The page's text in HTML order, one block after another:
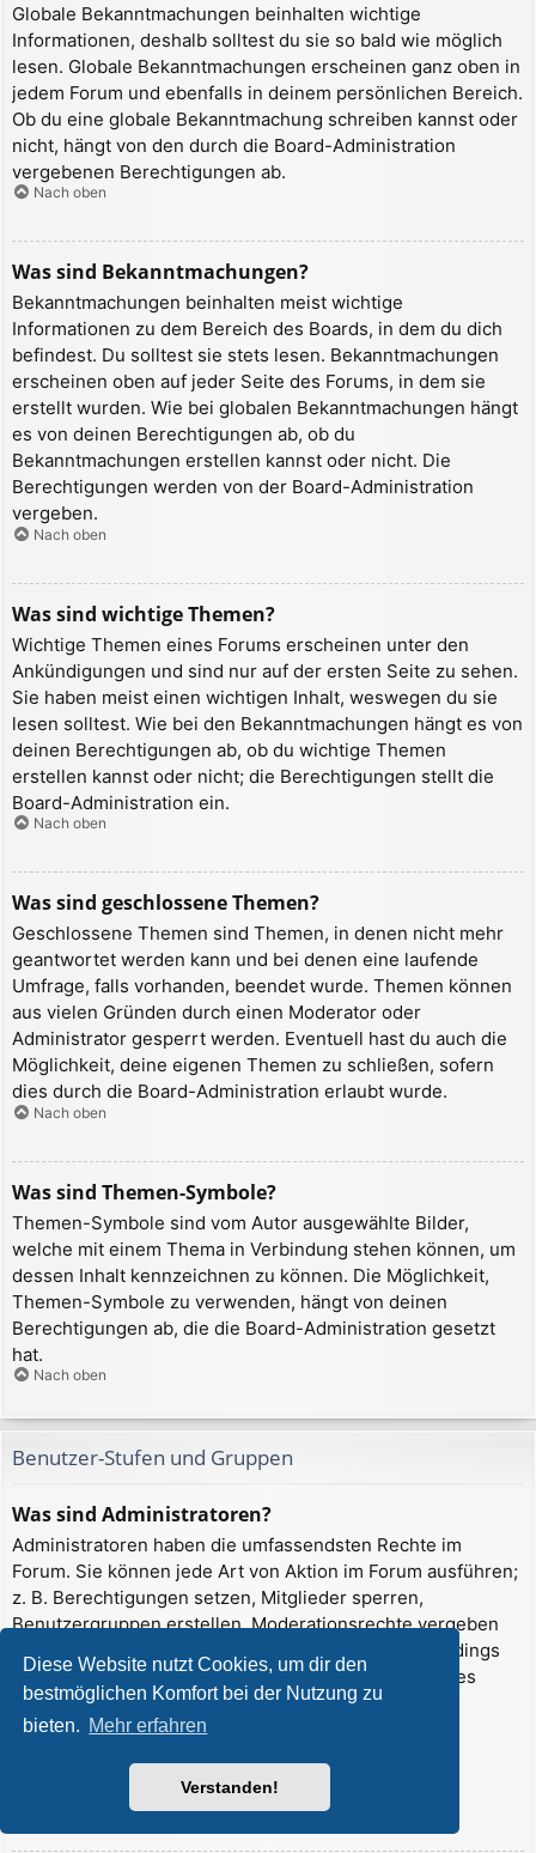
Diese Website nutzt Cookies, um dir den
bestmöglichen Komfort bei der Nutzung zu
bieten. Mehr erfahren
Verstanden!
Globale Bekanntmachungen beinhalten wichtige
Informationen, deshalb solltest du sie so bald wie möglich
lesen. Globale Bekanntmachungen erscheinen ganz oben in
jedem Forum und ebenfalls in deinem persönlichen Bereich.
Ob du eine globale Bekanntmachung schreiben kannst oder
nicht, hängt von den durch die Board-Administration
vergebenen Berechtigungen ab.
Nach oben
Was sind Bekanntmachungen?
Bekanntmachungen beinhalten meist wichtige
Informationen zu dem Bereich des Boards, in dem du dich
befindest. Du solltest sie stets lesen. Bekanntmachungen
erscheinen oben auf jeder Seite des Forums, in dem sie
erstellt wurden. Wie bei globalen Bekanntmachungen hängt
es von deinen Berechtigungen ab, ob du
Bekanntmachungen erstellen kannst oder nicht. Die
Berechtigungen werden von der Board-Administration
vergeben.
Nach oben
Was sind wichtige Themen?
Wichtige Themen eines Forums erscheinen unter den
Ankündigungen und sind nur auf der ersten Seite zu sehen.
Sie haben meist einen wichtigen Inhalt, weswegen du sie
lesen solltest. Wie bei den Bekanntmachungen hängt es von
deinen Berechtigungen ab, ob du wichtige Themen
erstellen kannst oder nicht; die Berechtigungen stellt die
Board-Administration ein.
Nach oben
Was sind geschlossene Themen?
Geschlossene Themen sind Themen, in denen nicht mehr
geantwortet werden kann und bei denen eine laufende
Umfrage, falls vorhanden, beendet wurde. Themen können
aus vielen Gründen durch einen Moderator oder
Administrator gesperrt werden. Eventuell hast du auch die
Möglichkeit, deine eigenen Themen zu schließen, sofern
dies durch die Board-Administration erlaubt wurde.
Nach oben
Was sind Themen-Symbole?
Themen-Symbole sind vom Autor ausgewählte Bilder,
welche mit einem Thema in Verbindung stehen können, um
dessen Inhalt kennzeichnen zu können. Die Möglichkeit,
Themen-Symbole zu verwenden, hängt von deinen
Berechtigungen ab, die die Board-Administration gesetzt
hat.
Nach oben
Benutzer-Stufen und Gruppen
Was sind Administratoren?
Administratoren haben die umfassendsten Rechte im
Forum. Sie können jede Art von Aktion im Forum ausführen;
z. B. Berechtigungen setzen, Mitglieder sperren,
Benutzergruppen erstellen, Moderationsrechte vergeben
usw. Die Rechte, die ein Administrator hat, sind allerdings
davon abhängig, welche Rechte ihnen ein Gründer des
Forums oder ein anderer Administrator erteilt hat.
Administratoren können auch volle
entsprechende Recht erteilt wurde.